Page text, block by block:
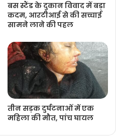
बस स्टैंड के दुकान विवाद में बड़ा
कदम, आरटीआई से की सच्चाई
सामने लाने की पहल
तीन सड़क दुर्घटनाओं में एक
महिला की मौत, पांच घायल